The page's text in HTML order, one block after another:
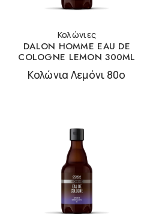
Κολώνιες
DALON HOMME EAU DE
COLOGNE LEMON 300ML
Κολώνια Λεμόνι 80ο